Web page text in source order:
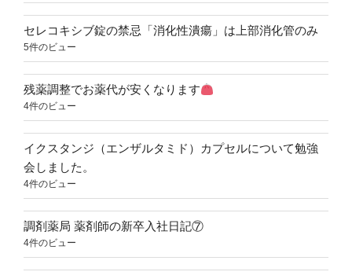
セレコキシブ錠の禁忌「消化性潰瘍」は上部消化管のみ
5件のビュー
残薬調整でお薬代が安くなります
4件のビュー
イクスタンジ（エンザルタミド）カプセルについて勉強
会しました。
4件のビュー
調剤薬局 薬剤師の新卒入社日記⑦
4件のビュー